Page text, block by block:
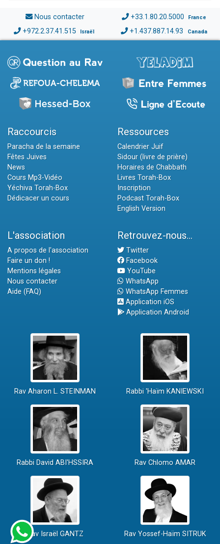
Nous contacter +33.1.80.20.5000 France
+972.2.37.41.515 Israël +1.437.887.14.93 Canada
Raccourcis
Paracha de la semaine
Fêtes Juives
News
Cours Mp3-Vidéo
Yéchiva Torah-Box
Dédicacer un cours
Ressources
Calendrier Juif
Sidour (livre de prière)
Horaires de Chabbath
Livres Torah-Box
Inscription
Podcast Torah-Box
English Version
L'association
A propos de l'association
Faire un don !
Mentions légales
Nous contacter
Aide (FAQ)
Retrouvez-nous...
Twitter
Facebook
YouTube
WhatsApp
WhatsApp Femmes
Application iOS
Application Android
Rav Aharon L. STEINMAN Rabbi 'Haïm KANIEWSKI
Rabbi David ABI'HSSIRA Rav Chlomo AMAR
Rav Israël GANTZ Rav Yossef-Haïm SITRUK